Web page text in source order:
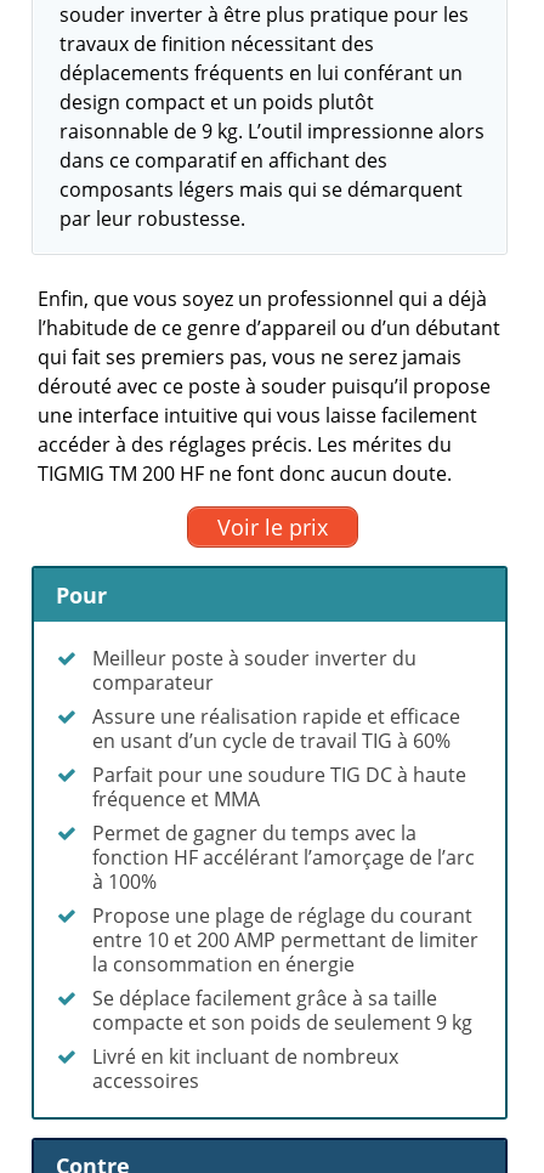
souder inverter à être plus pratique pour les
travaux de finition nécessitant des
déplacements fréquents en lui conférant un
design compact et un poids plutôt
raisonnable de 9 kg. L’outil impressionne alors
dans ce comparatif en affichant des
composants légers mais qui se démarquent
par leur robustesse.
Enfin, que vous soyez un professionnel qui a déjà
l’habitude de ce genre d’appareil ou d’un débutant
qui fait ses premiers pas, vous ne serez jamais
dérouté avec ce poste à souder puisqu’il propose
une interface intuitive qui vous laisse facilement
accéder à des réglages précis. Les mérites du
TIGMIG TM 200 HF ne font donc aucun doute.
Voir le prix
Pour
Meilleur poste à souder inverter du
comparateur
Assure une réalisation rapide et efficace
en usant d’un cycle de travail TIG à 60%
Parfait pour une soudure TIG DC à haute
fréquence et MMA
Permet de gagner du temps avec la
fonction HF accélérant l’amorçage de l’arc
à 100%
Propose une plage de réglage du courant
entre 10 et 200 AMP permettant de limiter
la consommation en énergie
Se déplace facilement grâce à sa taille
compacte et son poids de seulement 9 kg
Livré en kit incluant de nombreux
accessoires
Contre